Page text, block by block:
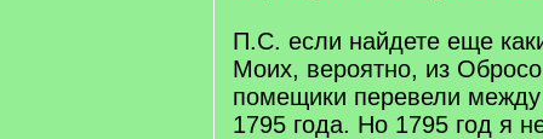
П.С. если найдете еще
Моих, вероятно, из
помещики перевели
1795 года. Но 1795 год я